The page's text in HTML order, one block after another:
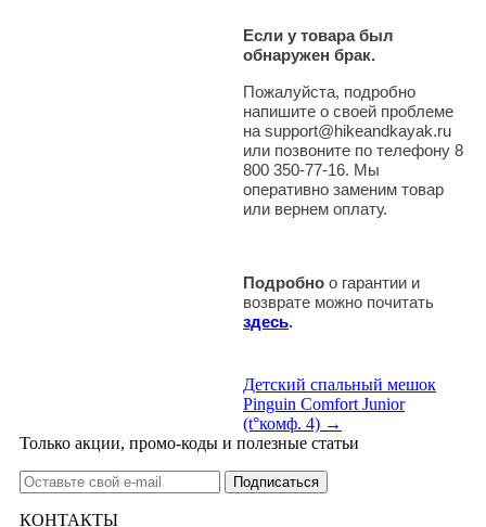
Если у товара был
обнаружен брак.
Пожалуйста, подробно
напишите о своей проблеме
на support@hikeandkayak.ru
или позвоните по телефону 8
800 350-77-16. Мы
оперативно заменим товар
или вернем оплату.
Подробно о гарантии и
возврате можно почитать
здесь.
Детский спальный мешок
Pinguin Comfort Junior
(t°комф. 4) →
Только акции, промо-коды и полезные статьи
КОНТАКТЫ